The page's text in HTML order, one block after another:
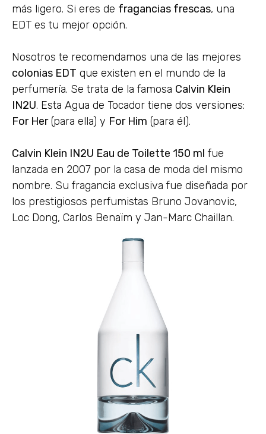
más ligero. Si eres de fragancias frescas, una
EDT es tu mejor opción.
Nosotros te recomendamos una de las mejores
colonias EDT que existen en el mundo de la
perfumería. Se trata de la famosa Calvin Klein
IN2U. Esta Agua de Tocador tiene dos versiones:
For Her(para ella) y For Him (para él).
Calvin Klein IN2U Eau de Toilette 150 ml fue
lanzada en 2007 por la casa de moda del mismo
nombre. Su fragancia exclusiva fue diseñada por
los prestigiosos perfumistas Bruno Jovanovic,
Loc Dong, Carlos Benaïm y Jan-Marc Chaillan.